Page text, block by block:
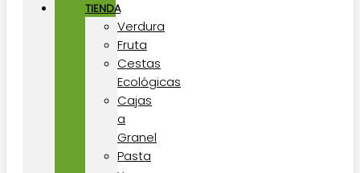
TIENDA
Verdura
Fruta
Cestas
Ecológicas
Cajas
a
Granel
Pasta